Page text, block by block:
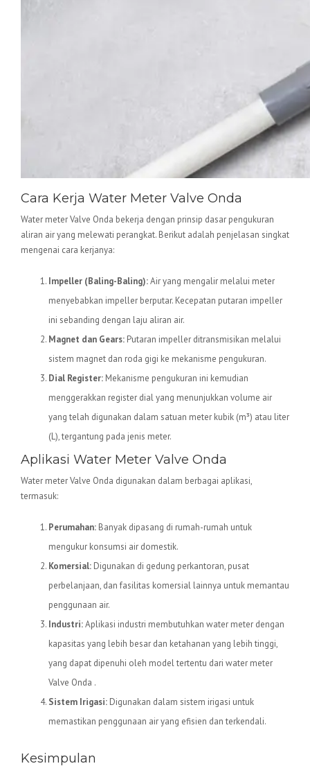
Cara Kerja Water Meter Valve Onda
Water meter Valve Onda bekerja dengan prinsip dasar pengukuran
aliran air yang melewati perangkat. Berikut adalah penjelasan singkat
mengenai cara kerjanya:
Impeller (Baling-Baling):Air yang mengalir melalui meter
menyebabkan impeller berputar. Kecepatan putaran impeller
ini sebanding dengan laju aliran air.
Magnet dan Gears: Putaran impeller ditransmisikan melalui
sistem magnet dan roda gigi ke mekanisme pengukuran.
Dial Register: Mekanisme pengukuran ini kemudian
menggerakkan register dial yang menunjukkan volume air
yang telah digunakan dalam satuan meter kubik (m³) atau liter
(L), tergantung pada jenis meter.
Aplikasi Water Meter Valve Onda
Water meter Valve Onda digunakan dalam berbagai aplikasi,
termasuk:
Perumahan: Banyak dipasang di rumah-rumah untuk
mengukur konsumsi air domestik.
Komersial: Digunakan di gedung perkantoran, pusat
perbelanjaan, dan fasilitas komersial lainnya untuk memantau
penggunaan air.
Industri:Aplikasi industri membutuhkan water meter dengan
kapasitas yang lebih besar dan ketahanan yang lebih tinggi,
yang dapat dipenuhi oleh model tertentu dari water meter
Valve Onda .
Sistem Irigasi: Digunakan dalam sistem irigasi untuk
memastikan penggunaan air yang efisien dan terkendali.
Kesimpulan